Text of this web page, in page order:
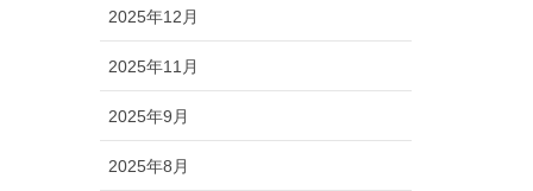
2025年12月
2025年11月
2025年9月
2025年8月